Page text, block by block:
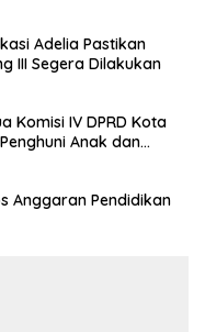
Adelia Pastikan
III Segera Dilakukan
Komisi IV DPRD Kota
Anak dan
Anggaran Pendidikan